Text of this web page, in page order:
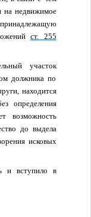
на недвижимое
ст. 255
участок
должника по
находится
определения
возможность
до выдела
исковых
и вступило в